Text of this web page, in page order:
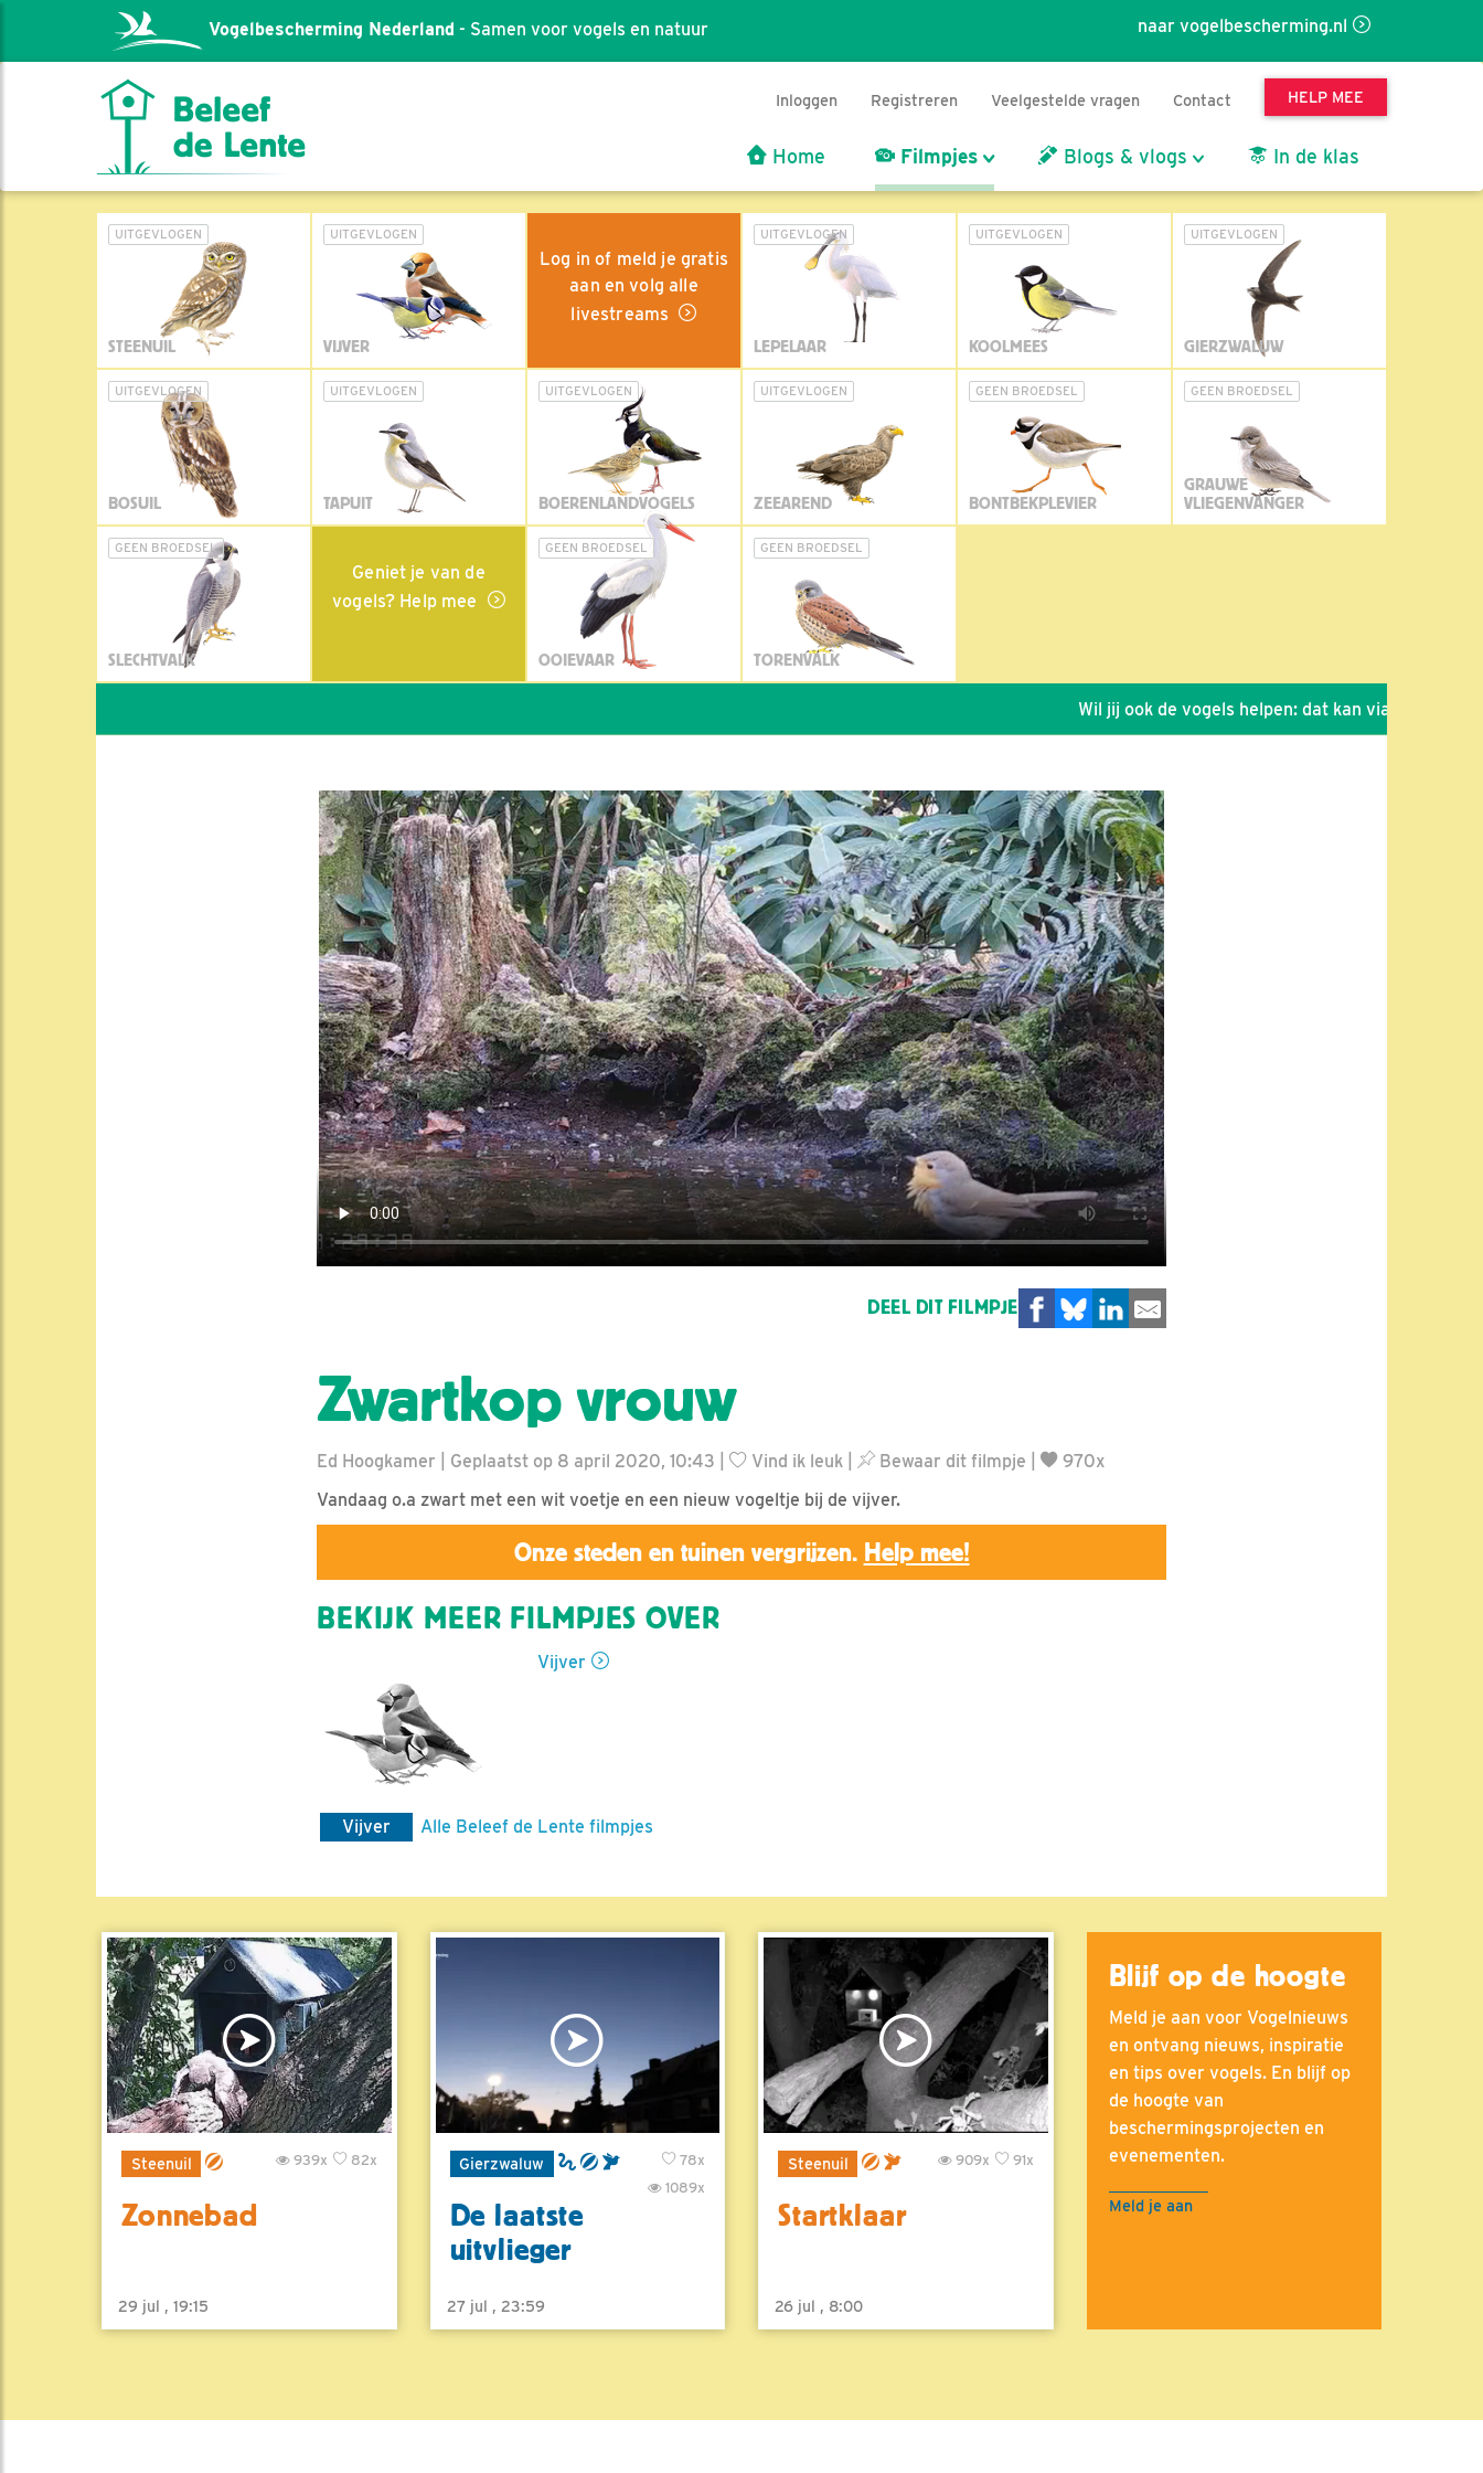
naar vogelbescherming.nl
Vogelbescherming Nederland - Samen voor vogels en natuur
Inloggen Registreren Veelgestelde vragen Contact HELP MEE
Home Filmpjes Blogs & vlogs In de klas
UITGEVLOGEN
STEENUIL
UITGEVLOGEN
VIJVER
Log in of meld je gratis
aan en volg alle
livestreams
UITGEVLOGEN
LEPELAAR
UITGEVLOGEN
KOOLMEES
UITGEVLOGEN
GIERZWALUW
UITGEVLOGEN
BOSUIL
UITGEVLOGEN
TAPUIT
UITGEVLOGEN
BOERENLANDVOGELS
UITGEVLOGEN
ZEEAREND
GEEN BROEDSEL
BONTBEKPLEVIER
GEEN BROEDSEL
GRAUWE
VLIEGENVANGER
GEEN BROEDSEL
SLECHTVALK
Geniet je van de
vogels? Help mee
GEEN BROEDSEL
OOIEVAAR
GEEN BROEDSEL
TORENVALK
Wil jij ook de vogels helpen: dat kan via de link!
DEEL DIT FILMPJE
Zwartkop vrouw
Ed Hoogkamer | Geplaatst op 8 april 2020, 10:43 | Vind ik leuk Bewaar dit filmpje
970x
Vandaag o.a zwart met een wit voetje en een nieuw vogeltje bij de vijver.
Onze steden en tuinen vergrijzen. Help mee!
BEKIJK MEER FILMPJES OVER
Vijver
Vijver Alle Beleef de Lente filmpjes
Steenuil 82x
939x
Zonnebad
29 jul , 19:15
Gierzwaluw
78x
1089x
De laatste
uitvlieger
27 jul , 23:59
Steenuil 91x
909x
Startklaar
26 jul , 8:00
Blijf op de hoogte
Meld je aan voor Vogelnieuws
en ontvang nieuws, inspiratie
en tips over vogels. En blijf op
de hoogte van
beschermingsprojecten en
evenementen.
Meld je aan